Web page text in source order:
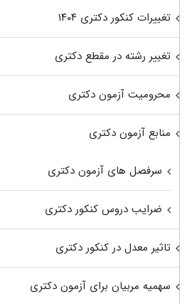
تغییرات کنکور دکتری ۱۴۰۴
تغییر رشته در مقطع دکتری
محرومیت آزمون دکتری
منابع آزمون دکتری
سرفصل های آزمون دکتری
ضرایب دروس کنکور دکتری
تاثیر معدل در کنکور دکتری
سهمیه مربیان برای آزمون دکتری